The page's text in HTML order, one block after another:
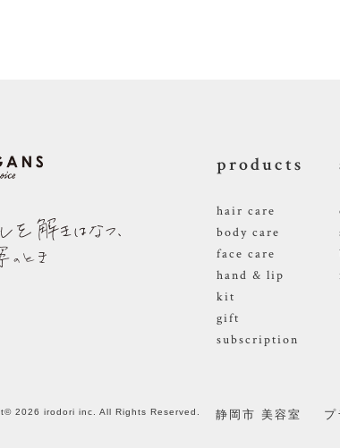
products
hair care
body care
face care
hand & lip
kit
gift
subscription
2026 irodori inc. All Rights Reserved. 静岡市 美容室 プ